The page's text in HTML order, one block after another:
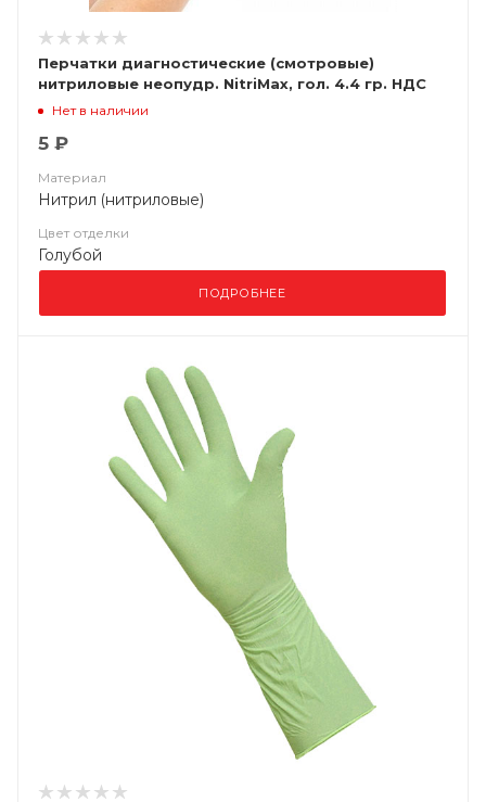
Перчатки диагностические (смотровые)
нитриловые неопудр. NitriMax, гол. 4.4 гр. НДС
(10%)
Нет в наличии
5 ₽
Материал
Нитрил (нитриловые)
Цвет отделки
Голубой
ПОДРОБНЕЕ